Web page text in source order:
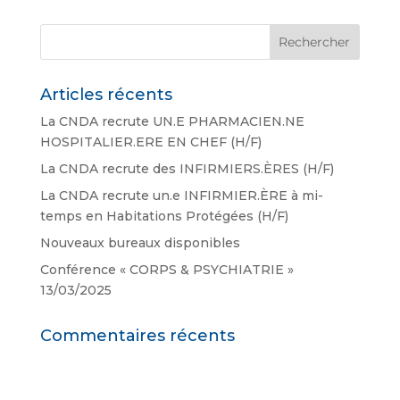
Articles récents
La CNDA recrute UN.E PHARMACIEN.NE
HOSPITALIER.ERE EN CHEF (H/F)
La CNDA recrute des INFIRMIERS.ÈRES (H/F)
La CNDA recrute un.e INFIRMIER.ÈRE à mi-
temps en Habitations Protégées (H/F)
Nouveaux bureaux disponibles
Conférence « CORPS & PSYCHIATRIE »
13/03/2025
Commentaires récents